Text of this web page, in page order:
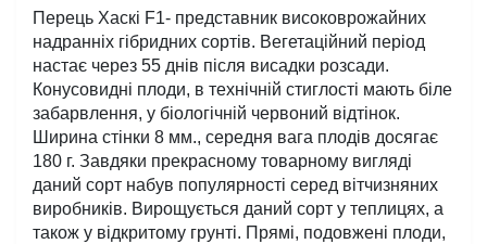
Перець Хаскі F1- представник високоврожайних
надранніх гібридних сортів. Вегетаційний період
настає через 55 днів після висадки розсади.
Конусовидні плоди, в технічній стиглості мають біле
забарвлення, у біологічній червоний відтінок.
Ширина стінки 8 мм., середня вага плодів досягає
180 г. Завдяки прекрасному товарному вигляді
даний сорт набув популярності серед вітчизняних
виробників. Вирощується даний сорт у теплицях, а
також у відкритому грунті. Прямі, подовжені плоди,